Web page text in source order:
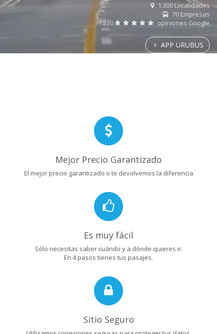
1.300 Localidades
70 Empresas
1.230
opiniones Google
APP URUBUS
Mejor Precio Garantizado
El mejor precio garantizado o te devolvemos la diferencia
Es muy fácil
Sólo necesitas saber cuándo y a dónde quieres ir.
En 4 pasos tienes tus pasajes.
Sitio Seguro